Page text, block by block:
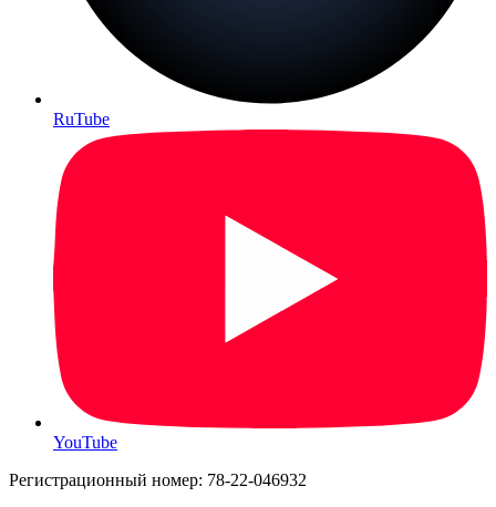
RuTube
YouTube
Регистрационный номер: 78-22-046932